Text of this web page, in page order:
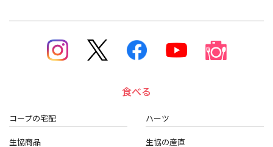
食べる
コープの宅配 ハーツ
生協商品 生協の産直